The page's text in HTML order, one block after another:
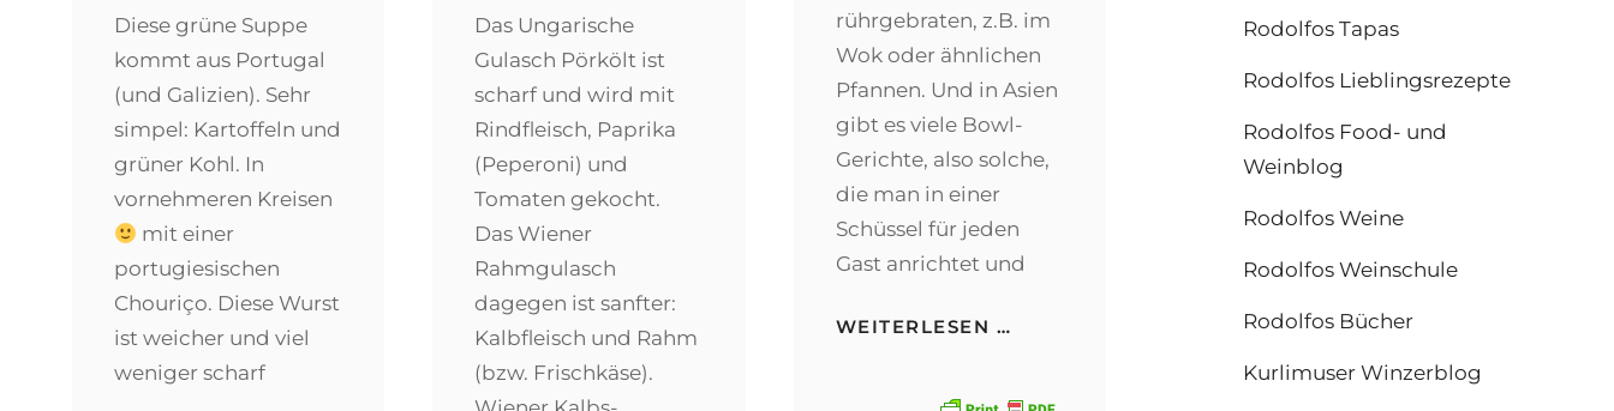
Diese grüne Suppe
kommt aus Portugal
(und Galizien). Sehr
simpel: Kartoffeln und
grüner Kohl. In
vornehmeren Kreisen
mit einer
portugiesischen
Chouriço. Diese Wurst
ist weicher und viel
weniger scharf
Das Ungarische
Gulasch Pörkölt ist
scharf und wird mit
Rindfleisch, Paprika
(Peperoni) und
Tomaten gekocht.
Das Wiener
Rahmgulasch
dagegen ist sanfter:
Kalbfleisch und Rahm
(bzw. Frischkäse).
rührgebraten, z.B. im
Wok oder ähnlichen
Pfannen. Und in Asien
gibt es viele Bowl-
Gerichte, also solche,
die man in einer
Schüssel für jeden
Gast anrichtet und
WEITERLESEN …
Rodolfos Tapas
Rodolfos Lieblingsrezepte
Rodolfos Food- und
Weinblog
Rodolfos Weine
Rodolfos Weinschule
Rodolfos Bücher
Kurlimuser Winzerblog